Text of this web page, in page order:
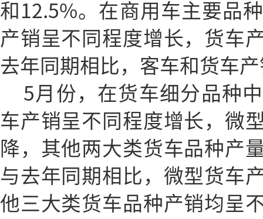
和12.5%。在商用车主要品
产销呈不同程度增长，货车
去年同期相比，客车和货车
5月份，在货车细分品种
车产销呈不同程度增长，微
降，其他两大类货车品种产
与去年同期相比，微型货车
他三大类货车品种产销均呈